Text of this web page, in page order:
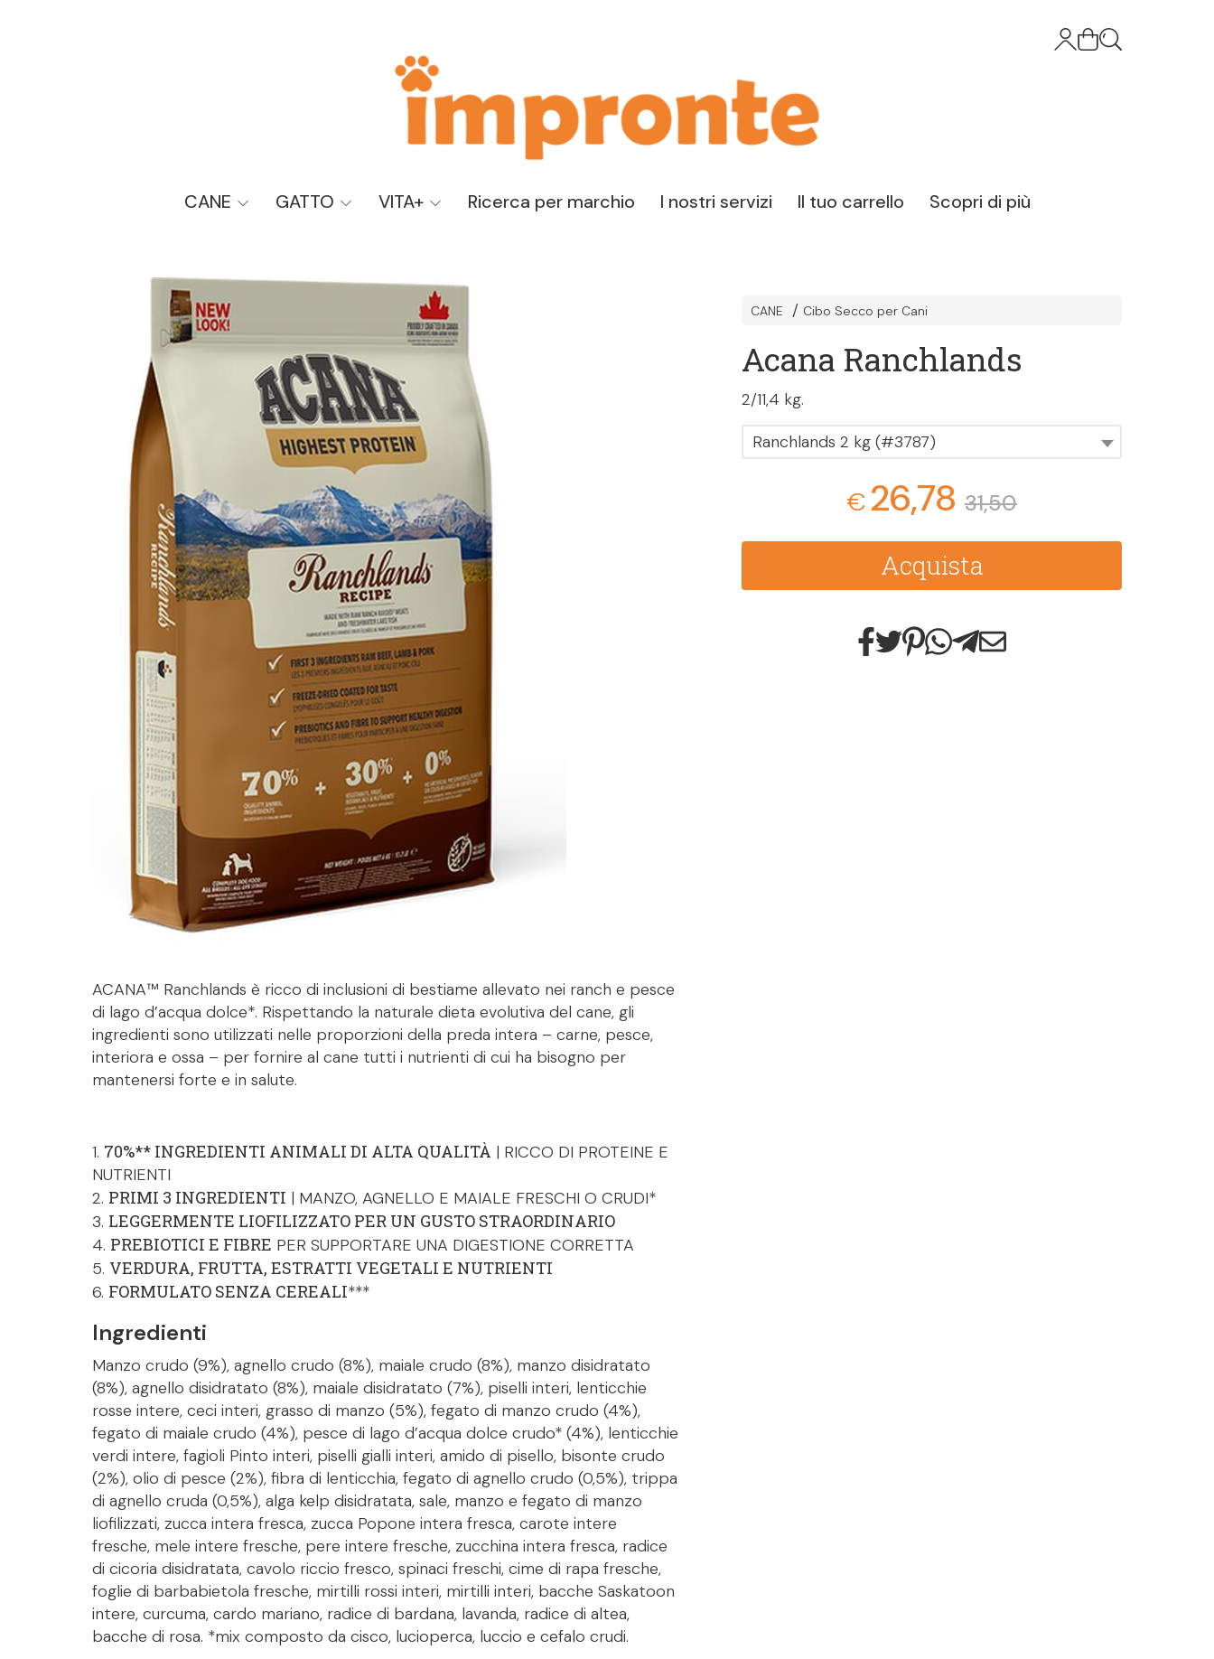
CANE GATTO VITA+ Ricerca per marchio I nostri servizi Il tuo carrello Scopri di più
ACANA™ Ranchlands è ricco di inclusioni di bestiame allevato nei ranch e pesce
di lago d’acqua dolce*. Rispettando la naturale dieta evolutiva del cane, gli
ingredienti sono utilizzati nelle proporzioni della preda intera – carne, pesce,
interiora e ossa – per fornire al cane tutti i nutrienti di cui ha bisogno per
mantenersi forte e in salute.
1. 70%** INGREDIENTI ANIMALI DI ALTA QUALITÀ | RICCO DI PROTEINE E
NUTRIENTI
2. PRIMI 3 INGREDIENTI | MANZO, AGNELLO E MAIALE FRESCHI O CRUDI*
3. LEGGERMENTE LIOFILIZZATO PER UN GUSTO STRAORDINARIO
4. PREBIOTICI E FIBRE PER SUPPORTARE UNA DIGESTIONE CORRETTA
5. VERDURA, FRUTTA, ESTRATTI VEGETALI E NUTRIENTI
6. FORMULATO SENZA CEREALI***
Ingredienti
Manzo crudo (9%), agnello crudo (8%), maiale crudo (8%), manzo disidratato
(8%), agnello disidratato (8%), maiale disidratato (7%), piselli interi, lenticchie
rosse intere, ceci interi, grasso di manzo (5%), fegato di manzo crudo (4%),
fegato di maiale crudo (4%), pesce di lago d’acqua dolce crudo* (4%), lenticchie
verdi intere, fagioli Pinto interi, piselli gialli interi, amido di pisello, bisonte crudo
(2%), olio di pesce (2%), fibra di lenticchia, fegato di agnello crudo (0,5%), trippa
di agnello cruda (0,5%), alga kelp disidratata, sale, manzo e fegato di manzo
liofilizzati, zucca intera fresca, zucca Popone intera fresca, carote intere
fresche, mele intere fresche, pere intere fresche, zucchina intera fresca, radice
di cicoria disidratata, cavolo riccio fresco, spinaci freschi, cime di rapa fresche,
foglie di barbabietola fresche, mirtilli rossi interi, mirtilli interi, bacche Saskatoon
intere, curcuma, cardo mariano, radice di bardana, lavanda, radice di altea,
bacche di rosa. *mix composto da cisco, lucioperca, luccio e cefalo crudi.
CANE Cibo Secco per Cani
Acana Ranchlands
2/11,4 kg.
Ranchlands 2 kg (#3787)
€26,78 31,50
Acquista